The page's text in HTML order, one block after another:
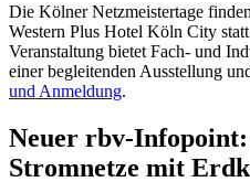
Die Kölner Netzmeistertage
Western Plus Hotel Köln City
Veranstaltung bietet Fach- und
einer begleitenden Ausstellung
und Anmeldung.
Neuer rbv-Infopoint:
Stromnetze mit